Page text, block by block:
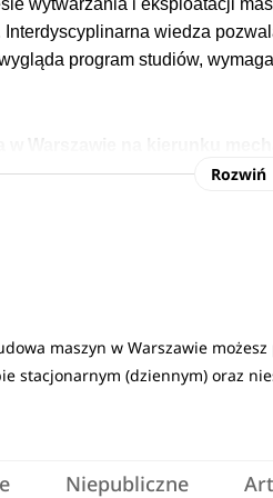
wytwarzania i eksploatacji
Interdyscyplinarna wiedza
program studiów,
Warszawie na kierunku
maturalne to: język polski,
maszyn
maszyn zdobędą
z prowadzeniem badań w
Rozwiń
maszyn w Warszawie
stacjonarnym (dziennym) oraz
Niepubliczne